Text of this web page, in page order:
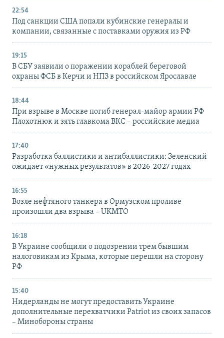
22:54
Под санкции США попали кубинские генералы и
компании, связанные с поставками оружия из РФ
19:15
В СБУ заявили о поражении кораблей береговой
охраны ФСБ в Керчи и НПЗ в российском Ярославле
18:44
При взрыве в Москве погиб генерал-майор армии РФ
Плохотнюк и зять главкома ВКС – российские медиа
17:40
Разработка баллистики и антибаллистики: Зеленский
ожидает «нужных результатов» в 2026-2027 годах
16:55
Возле нефтяного танкера в Ормузском проливе
произошли два взрыва – UKMTO
16:18
В Украине сообщили о подозрении трем бывшим
налоговикам из Крыма, которые перешли на сторону
РФ
15:40
Нидерланды не могут предоставить Украине
дополнительные перехватчики Patriot из своих запасов
– Минобороны страны